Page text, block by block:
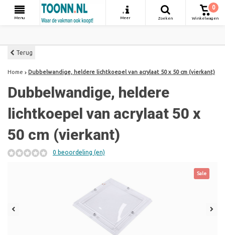
Menu
+
Meer
Zoeken
0
Winkelwagen
Terug
Home Dubbelwandige, heldere lichtkoepel van acrylaat 50 x 50 cm (vierkant)
Dubbelwandige, heldere
lichtkoepel van acrylaat 50 x
50 cm (vierkant)
0 beoordeling (en)
Sale